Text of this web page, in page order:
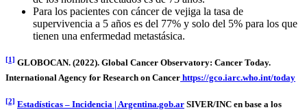
Para los pacientes con cáncer de vejiga la tasa de
supervivencia a 5 años es del 77% y solo del 5% para los que
tienen una enfermedad metastásica.
[1] GLOBOCAN. (2022). Global Cancer Observatory: Cancer Today.
International Agency for Research on Cancer https://gco.iarc.who.int/today
[2] Estadísticas – Incidencia | Argentina.gob.ar SIVER/INC en base a los